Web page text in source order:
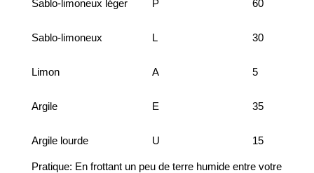
Sablo-limoneux léger P 60
Sablo-limoneux L 30
Limon A 5
Argile E 35
Argile lourde U 15
Pratique: En frottant un peu de terre humide entre votre